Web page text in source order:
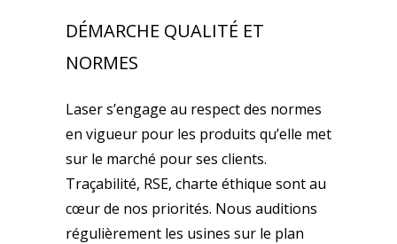
DÉMARCHE QUALITÉ ET
NORMES
Laser s’engage au respect des normes
en vigueur pour les produits qu’elle met
sur le marché pour ses clients.
Traçabilité, RSE, charte éthique sont au
cœur de nos priorités. Nous auditions
régulièrement les usines sur le plan